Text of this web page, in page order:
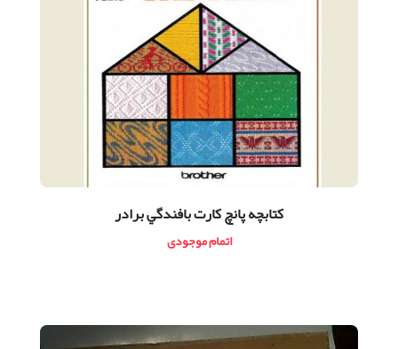
كتابچه پانچ كارت بافندگي برادر
اتمام موجودی